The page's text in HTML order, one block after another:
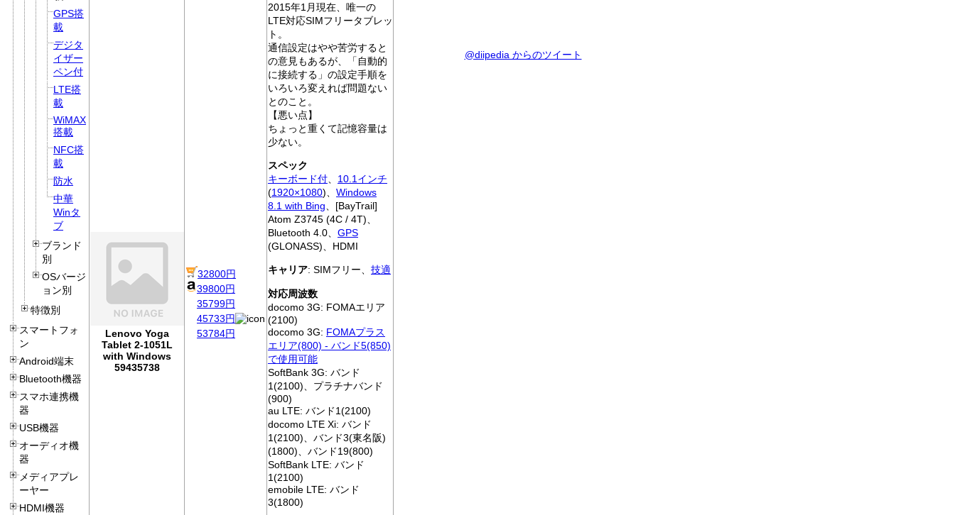
GPS搭
載
デジタ
イザー
ペン付
LTE搭
載
WiMAX
搭載
NFC搭
載
防水
中華
Winタ
ブ
ブランド
別
OSバージ
ョン別
特徴別
スマートフォ
ン
Android端末
Bluetooth機器
スマホ連携機
器
USB機器
オーディオ機
器
メディアプレ
ーヤー
HDMI機器
Lenovo Yoga
Tablet 2-1051L
with Windows
59435738
2015年1月現在、唯一の
LTE対応SIMフリータブレッ
ト。
通信設定はやや苦労すると
の意見もあるが、「自動的
に接続する」の設定手順を
いろいろ変えれば問題ない
とのこと。
【悪い点】
ちょっと重くて記憶容量は
少ない。
スペック
キーボード付
10.1インチ
(1920×1080)、 Windows
8.1 with Bing 、[BayTrail]
Atom Z3745 (4C / 4T)、
Bluetooth 4.0、 GPS
(GLONASS)、HDMI
キャリア: SIMフリー、 技適
対応周波数
docomo 3G: FOMAエリア
(2100)
docomo 3G: FOMAプラス
エリア(800) - バンド5(850)
で使用可能
SoftBank 3G: バンド
1(2100)、プラチナバンド
(900)
au LTE: バンド1(2100)
docomo LTE Xi: バンド
1(2100)、バンド3(東名阪)
(1800)、バンド19(800)
SoftBank LTE: バンド
1(2100)
emobile LTE: バンド
3(1800)
32800円
39800円
35799円
45733円
53784円
@diipedia からのツイート